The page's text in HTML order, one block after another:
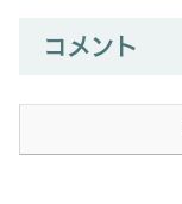
コメント